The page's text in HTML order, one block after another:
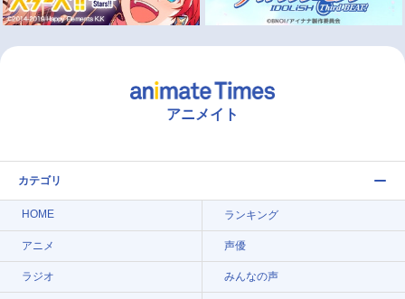
アニメイト
カテゴリ
HOME ランキング
アニメ 声優
ラジオ みんなの声